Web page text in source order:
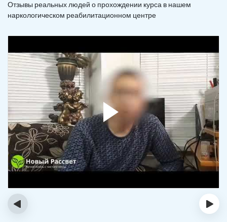
Отзывы реальных людей о прохождении курса в нашем
наркологическом реабилитационном центре
‹ ›